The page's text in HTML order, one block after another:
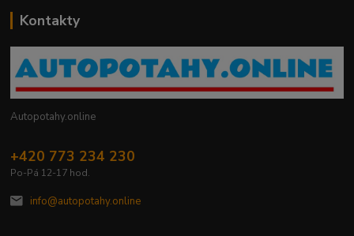
Kontakty
Autopotahy.online
+420 773 234 230
Po-Pá 12-17 hod.
info@autopotahy.online